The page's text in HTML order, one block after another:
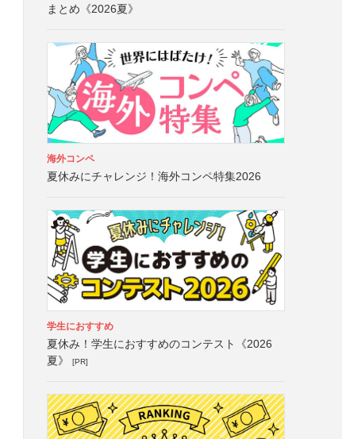
まとめ《2026夏》
海外コンペ
夏休みにチャレンジ！海外コンペ特集2026
学生におすすめ
夏休み！学生におすすめのコンテスト《2026
夏》
[PR]